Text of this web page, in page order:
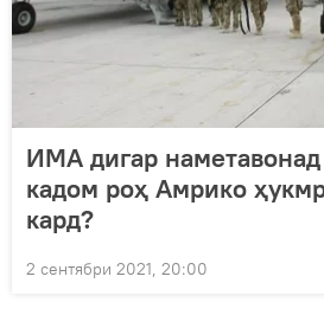
ИМА дигар наметавонад
кадом роҳ Амрико
кард?
2 сентябри 2021, 20:00